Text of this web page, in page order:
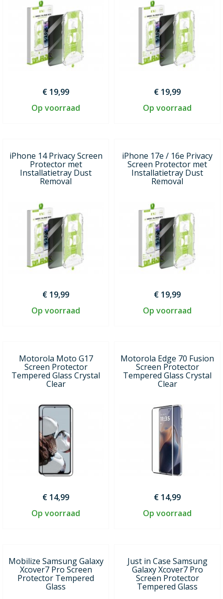
€ 19,99
Op voorraad
€ 19,99
Op voorraad
iPhone 14 Privacy Screen
Protector met
Installatietray Dust
Removal
€ 19,99
Op voorraad
iPhone 17e / 16e Privacy
Screen Protector met
Installatietray Dust
Removal
€ 19,99
Op voorraad
Motorola Moto G17
Screen Protector
Tempered Glass Crystal
Clear
€ 14,99
Op voorraad
Motorola Edge 70 Fusion
Screen Protector
Tempered Glass Crystal
Clear
€ 14,99
Op voorraad
Mobilize Samsung Galaxy
Xcover7 Pro Screen
Protector Tempered
Glass
Just in Case Samsung
Galaxy Xcover7 Pro
Screen Protector
Tempered Glass